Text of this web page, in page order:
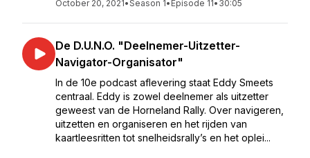
October 20, 2021•Season 1• Episode 11• 30:05
De D.U.N.O. "Deelnemer-Uitzetter-
Navigator-Organisator"
In de 10e podcast aflevering staat Eddy Smeets
centraal. Eddy is zowel deelnemer als uitzetter
geweest van de Horneland Rally. Over navigeren,
uitzetten en organiseren en het rijden van
kaartleesritten tot snelheidsrally’s en het oplei...